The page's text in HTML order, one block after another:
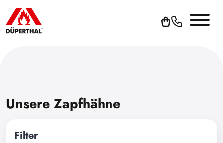
Unsere Zapfhähne
Filter